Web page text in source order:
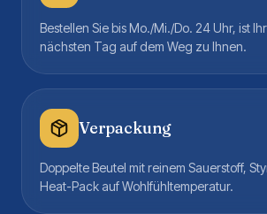
Bestellen Sie bis Mo./Mi./Do. 24 Uhr, ist
nächsten Tag auf dem Weg zu Ihnen.
Verpackung
Doppelte Beutel mit reinem Sauerstoff,
Heat-Pack auf Wohlfühltemperatur.